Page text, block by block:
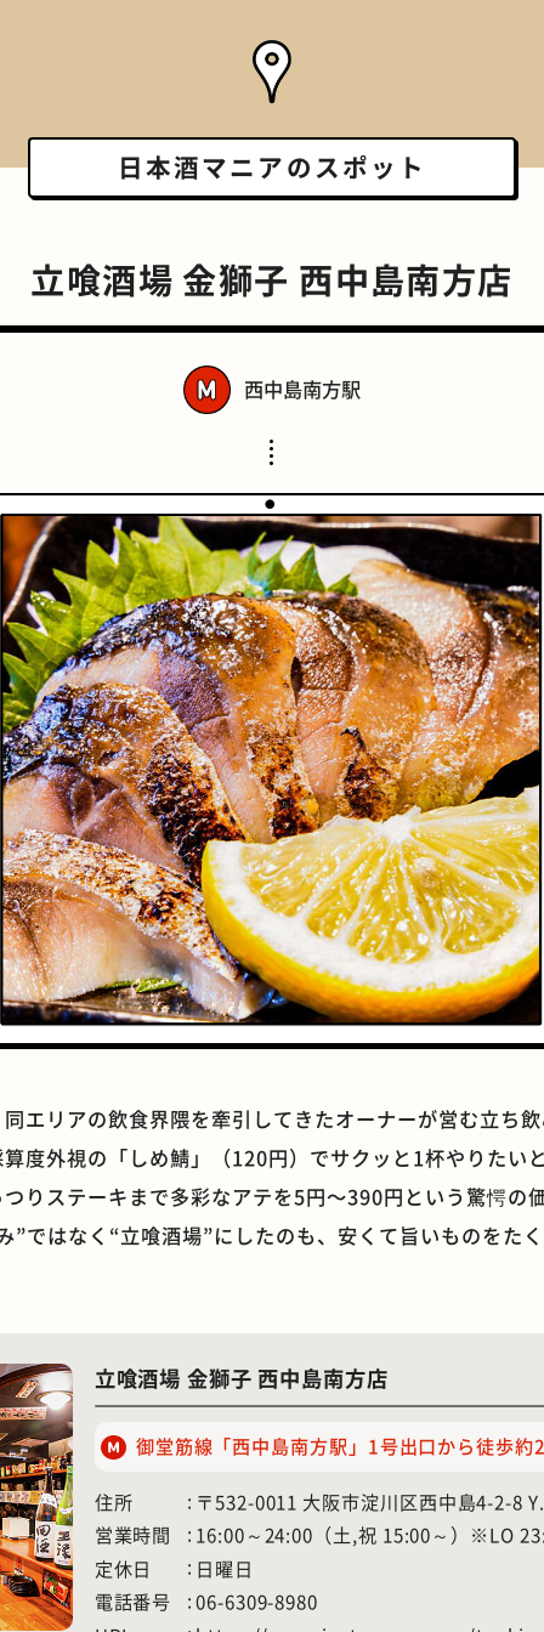
スポーツバー 橋
手芸 占い
ホテル 遊具
日本酒マニアの スポット
立喰酒場 金獅子 西中島南方店
西中島南方駅
エリアの飲食界隈を牽引してきたオーナーが営む立ち
度外視の「しめ鯖」（120円）でサクッと1杯やりたい
りステーキまで多彩なアテを5円〜390円という驚愕の
”ではなく“立喰酒場”にしたのも、安くて旨いものをた
立喰酒場 金獅子 西中島南方店
御堂筋線「西中島南方駅」1号出口から徒歩約
住所
〒532-0011 大阪市淀川区西中島4-2-8
営業時間
16:00～24:00（土,祝 15:00～）※LO
定休日
日曜日
電話番号
06-6309-8980